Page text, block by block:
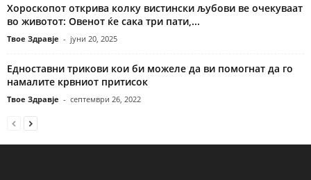
Хороскопот открива колку вистински љубови ве очекуваат
во животот: Овенот ќе сака три пати,...
Твое Здравје - јуни 20, 2025
Едноставни трикови кои би можеле да ви помогнат да го
намалите крвниот притисок
Твое Здравје - септември 26, 2022